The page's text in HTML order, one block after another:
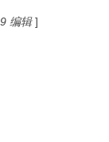
编辑]